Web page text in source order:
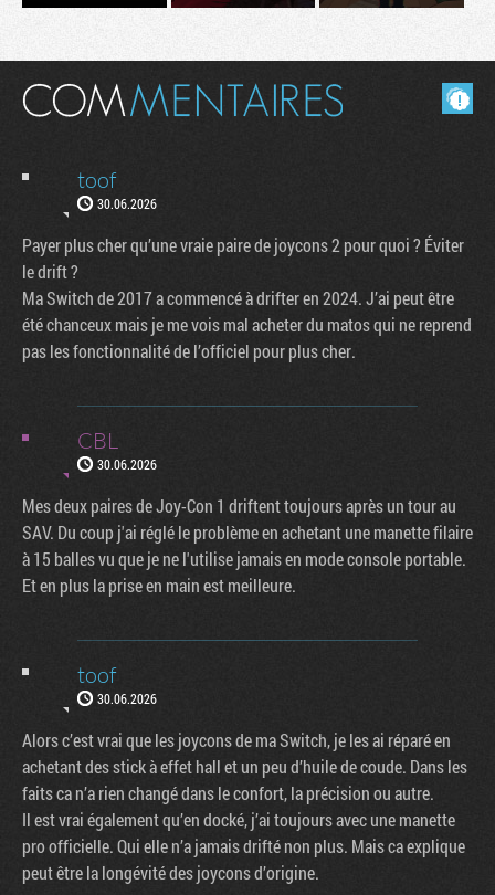
Masquer les commentaires lus.
toof
30.06.2026
Payer plus cher qu’une vraie paire de joycons 2 pour quoi ? Éviter
le drift ?
Ma Switch de 2017 a commencé à drifter en 2024. J’ai peut être
été chanceux mais je me vois mal acheter du matos qui ne reprend
pas les fonctionnalité de l’officiel pour plus cher.
CBL
30.06.2026
Mes deux paires de Joy-Con 1 driftent toujours après un tour au
SAV. Du coup j'ai réglé le problème en achetant une manette filaire
à 15 balles vu que je ne l'utilise jamais en mode console portable.
Et en plus la prise en main est meilleure.
toof
30.06.2026
Alors c’est vrai que les joycons de ma Switch, je les ai réparé en
achetant des stick à effet hall et un peu d’huile de coude. Dans les
faits ca n’a rien changé dans le confort, la précision ou autre.
Il est vrai également qu’en docké, j’ai toujours avec une manette
pro officielle. Qui elle n’a jamais drifté non plus. Mais ca explique
peut être la longévité des joycons d’origine.